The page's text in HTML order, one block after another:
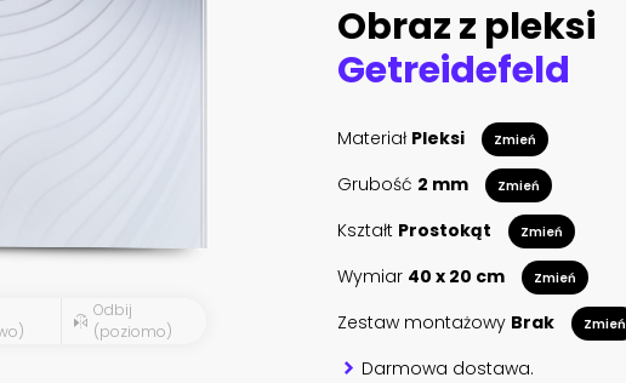
Odbij
(poziomo)
Obraz z pleksi
Getreidefeld
Materiał Pleksi Zmień
Grubość 2 mm Zmień
Kształt Prostokąt Zmień
Wymiar 40 x 20 cm Zmień
Zestaw montażowy Brak Zmień
Darmowa dostawa.